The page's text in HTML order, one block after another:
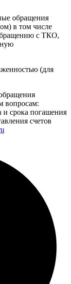
обращения
в том числе
с ТКО,
(для
вопросам:
и срока погашения
счетов